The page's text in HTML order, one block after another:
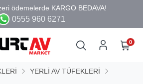
0555 960 6271
0
YERLİ AV TÜFEKLERİ